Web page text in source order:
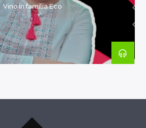
Vino în familia Eco